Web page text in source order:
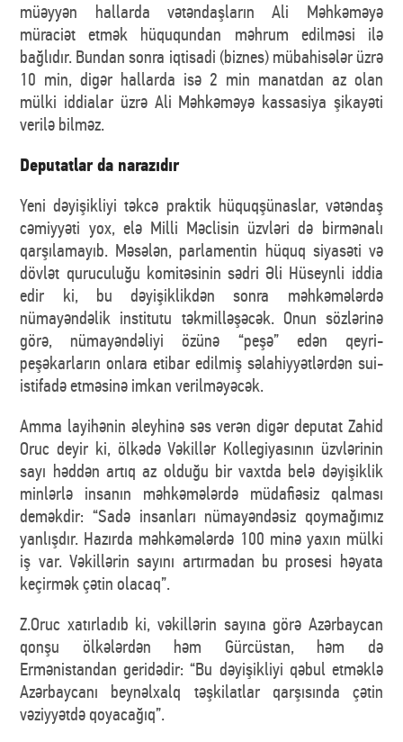
müəyyən hallarda vətəndaşların Ali Məhkəməyə
müraciət etmək hüququndan məhrum edilməsi ilə
bağlıdır. Bundan sonra iqtisadi (biznes) mübahisələr üzrə
10 min, digər hallarda isə 2 min manatdan az olan
mülki iddialar üzrə Ali Məhkəməyə kassasiya şikayəti
verilə bilməz.
Deputatlar da narazıdır
Yeni dəyişikliyi təkcə praktik hüquqşünaslar, vətəndaş
cəmiyyəti yox, elə Milli Məclisin üzvləri də birmənalı
qarşılamayıb. Məsələn, parlamentin hüquq siyasəti və
dövlət quruculuğu komitəsinin sədri Əli Hüseynli iddia
edir ki, bu dəyişiklikdən sonra məhkəmələrdə
nümayəndəlik institutu təkmilləşəcək. Onun sözlərinə
görə, nümayəndəliyi özünə “peşə” edən qeyri-
peşəkarların onlara etibar edilmiş səlahiyyətlərdən sui-
istifadə etməsinə imkan verilməyəcək.
Amma layihənin əleyhinə səs verən digər deputat Zahid
Oruc deyir ki, ölkədə Vəkillər Kollegiyasının üzvlərinin
sayı həddən artıq az olduğu bir vaxtda belə dəyişiklik
minlərlə insanın məhkəmələrdə müdafiəsiz qalması
deməkdir: “Sadə insanları nümayəndəsiz qoymağımız
yanlışdır. Hazırda məhkəmələrdə 100 minə yaxın mülki
iş var. Vəkillərin sayını artırmadan bu prosesi həyata
keçirmək çətin olacaq”.
Z.Oruc xatırladıb ki, vəkillərin sayına görə Azərbaycan
qonşu ölkələrdən həm Gürcüstan, həm də
Ermənistandan geridədir: “Bu dəyişikliyi qəbul etməklə
Azərbaycanı beynəlxalq təşkilatlar qarşısında çətin
vəziyyətdə qoyacağıq”.